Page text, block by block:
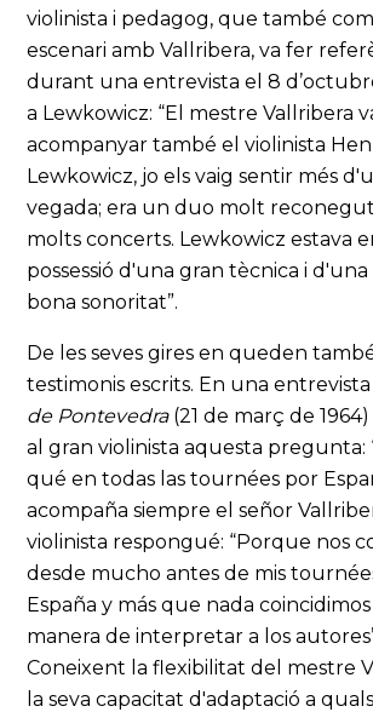
violinista i pedagog, que també
escenari amb Vallribera, va fer
durant una entrevista el 8
a Lewkowicz: “El mestre Vallribera
acompanyar també el violinista
Lewkowicz, jo els vaig sentir més
vegada; era un duo molt
molts concerts. Lewkowicz estava
possessió d'una gran tècnica i
bona sonoritat”.
De les seves gires en queden
testimonis escrits. En una entrevista
de Pontevedra(21 de març de 1964)
al gran violinista aquesta pregunta:
qué en todas las tournées por
acompaña siempre el señor
violinista respongué: “Porque nos
desde mucho antes de mis
España y más que nada
manera de interpretar a los
Coneixent la flexibilitat del mestre
la seva capacitat d'adaptació a